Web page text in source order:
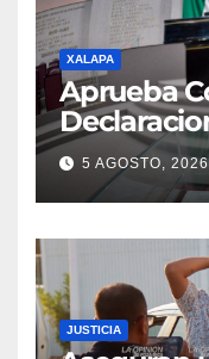
XALAPA
Aprueba
en contra
5 AGOSTO, 2026
JUSTICIA